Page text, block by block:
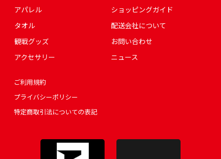
アパレル
タオル
観戦グッズ
アクセサリー
ショッピングガイド
配送会社について
お問い合わせ
ニュース
ご利用規約
プライバシーポリシー
特定商取引法についての表記